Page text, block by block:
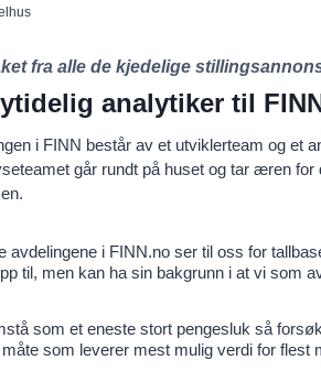
fra alle de kjedelige
analytiker til
i FINN består av et utviklerteam og et
går rundt på huset og tar æren
avdelingene i FINN.no ser til oss for
til, men kan ha sin bakgrunn i at vi som
som et eneste stort pengesluk så
som leverer mest mulig verdi for flest